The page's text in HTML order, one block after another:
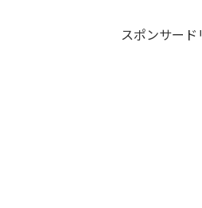
スポンサード